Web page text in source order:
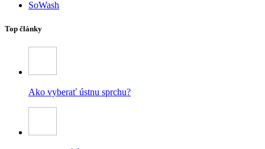
SoWash
Top články
Ako vyberať ústnu sprchu?